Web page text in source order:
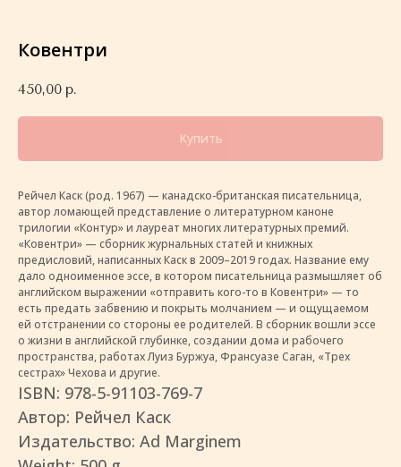
Ковентри
450,00 р.
Купить
Рейчел Каск (род. 1967) — канадско-британская писательница,
автор ломающей представление о литературном каноне
трилогии «Контур» и лауреат многих литературных премий.
«Ковентри» — сборник журнальных статей и книжных
предисловий, написанных Каск в 2009–2019 годах. Название ему
дало одноименное эссе, в котором писательница размышляет об
английском выражении «отправить кого-то в Ковентри» — то
есть предать забвению и покрыть молчанием — и ощущаемом
ей отстранении со стороны ее родителей. В сборник вошли эссе
о жизни в английской глубинке, создании дома и рабочего
пространства, работах Луиз Буржуа, Франсуазе Саган, «Трех
сестрах» Чехова и другие.
ISBN: 978-5-91103-769-7
Автор: Рейчел Каск
Издательство: Ad Marginem